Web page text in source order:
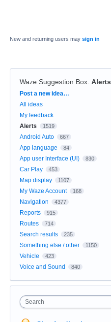
New and returning users may sign in
Waze Suggestion Box: Alerts
Categories
Post a new idea…
All ideas
My feedback
Alerts
1519
Android Auto 667
App language 84
App user Interface (UI) 830
Car Play 453
Map display 1107
My Waze Account 168
Navigation 4377
Reports 915
Routes 714
Search results 235
Something else / other 1150
Vehicle 423
Voice and Sound 840
Search